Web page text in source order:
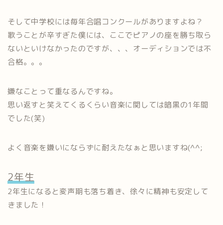
そして中学校には毎年合唱コンクールがありますよね？
歌うことが辛すぎた僕には、ここでピアノの座を勝ち取ら
ないといけなかったのですが、、、オーディションでは不
合格。。。
嫌なことって重なるんですね。
思い返すと笑えてくるくらい音楽に関しては暗黒の1年間
でした(笑)
よく音楽を嫌いにならずに耐えたなぁと思いますね(^^;
2年生
2年生になると変声期も落ち着き、徐々に精神も安定して
きました！